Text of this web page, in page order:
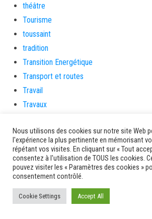
théâtre
Tourisme
toussaint
tradition
Transition Energétique
Transport et routes
Travail
Travaux
travaux utiles
TSUNAMI
TZCLD
uncategorized
Venir en Martinique
Video
Nous utilisons des cookies sur notre site Web
l'expérience la plus pertinente en mémorisant
répétant vos visites. En cliquant sur « Tout
consentez à l'utilisation de TOUS les cookies.
pouvez visiter les « Paramètres des cookies »
consentement contrôlé.
Cookie Settings Accept All